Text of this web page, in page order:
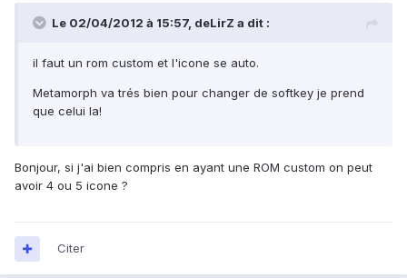
Le 02/04/2012 à 15:57, deLirZ a dit :
il faut un rom custom et l'icone se auto.
Metamorph va trés bien pour changer de softkey je prend
que celui la!
Bonjour, si j'ai bien compris en ayant une ROM custom on peut
avoir 4 ou 5 icone ?
Citer